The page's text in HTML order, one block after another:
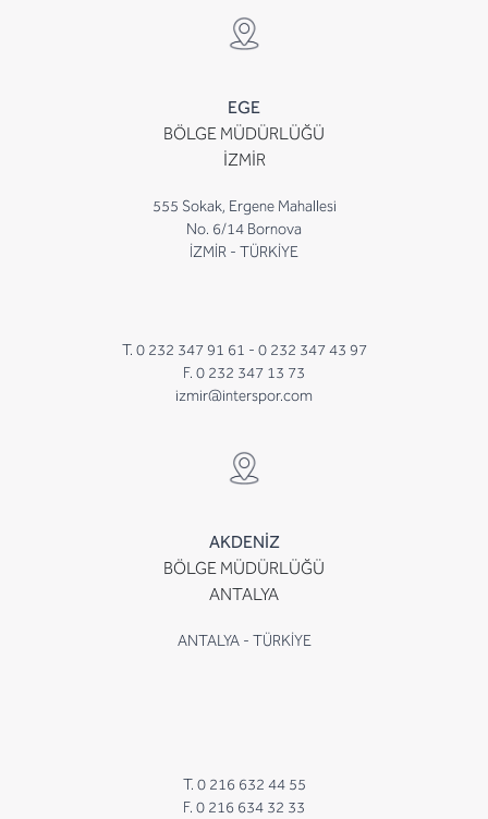
EGE
BÖLGE MÜDÜRLÜĞÜ
İZMİR
555 Sokak, Ergene Mahallesi
No. 6/14 Bornova
İZMİR - TÜRKİYE
T. 0 232 347 91 61 - 0 232 347 43 97
F. 0 232 347 13 73
izmir@interspor.com
AKDENİZ
BÖLGE MÜDÜRLÜĞÜ
ANTALYA
ANTALYA - TÜRKİYE
T. 0 216 632 44 55
F. 0 216 634 32 33